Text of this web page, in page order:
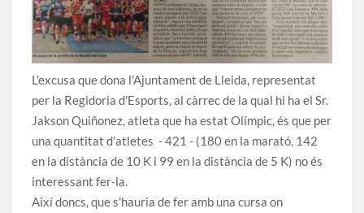
L'excusa que dona l'Ajuntament de Lleida, representat
per la Regidoria d'Esports, al càrrec de la qual hi ha el Sr.
Jakson Quiñonez, atleta que ha estat Olímpic, és que per
una quantitat d'atletes - 421 - (180 en la marató, 142
en la distància de 10 K i 99 en la distància de 5 K) no és
interessant fer-la.
Així doncs, que s'hauria de fer amb una cursa on